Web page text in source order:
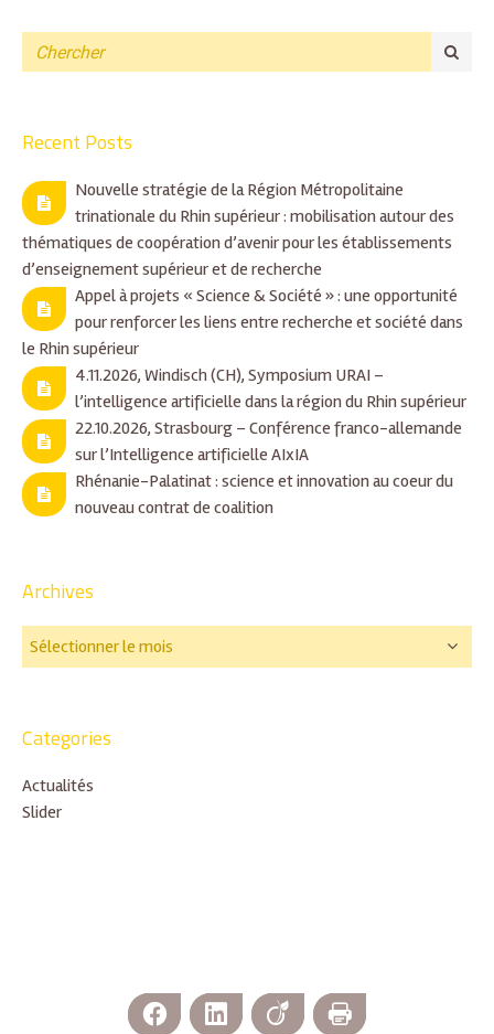
Recent Posts
Nouvelle stratégie de la Région Métropolitaine
trinationale du Rhin supérieur : mobilisation autour des
thématiques de coopération d’avenir pour les établissements
d’enseignement supérieur et de recherche
Appel à projets « Science & Société » : une opportunité
pour renforcer les liens entre recherche et société dans
le Rhin supérieur
4.11.2026, Windisch (CH), Symposium URAI –
l’intelligence artificielle dans la région du Rhin supérieur
22.10.2026, Strasbourg – Conférence franco-allemande
sur l’Intelligence artificielle AIxIA
Rhénanie-Palatinat : science et innovation au coeur du
nouveau contrat de coalition
Archives
Categories
Actualités
Slider
Facebook LinkedIn Viadeo